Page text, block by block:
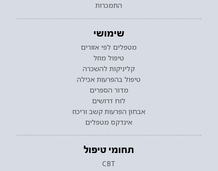
התמכרות
שימושי
מטפלים לפי אזורים
טיפול מוזל
קליניקות להשכרה
טיפול בהפרעות אכילה
מדור הספרים
לוח דרושים
אבחון הפרעות קשב וריכוז
אינדקס מטפלים
תחומי טיפול
CBT